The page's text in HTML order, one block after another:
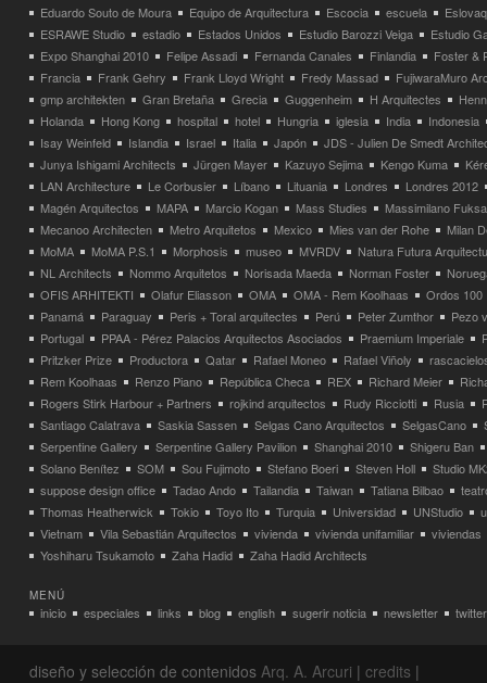
Eduardo Souto de Moura
Equipo de Arquitectura Escocia escuela
ESRAWE Studio
estadio Estados Unidos Estudio Barozzi Veiga
Estudio
Expo Shanghai 2010
Felipe Assadi Fernanda Canales Finlandia
Foster &
Francia
Frank Gehry Frank Lloyd Wright Fredy Massad
FujiwaraMuro
gmp architekten
Gran Bretaña Grecia Guggenheim H Arquitectes
Holanda
Hong Kong hospital hotel Hungria iglesia India
Indonesia
Isay Weinfeld
Islandia Israel Italia Japón
JDS - Julien De Smedt
Junya Ishigami Architects
Jürgen Mayer Kazuyo Sejima Kengo Kuma
LAN Architecture
Le Corbusier Líbano Lituania Londres
Londres 2012
Magén Arquitectos
MAPA Marcio Kogan Mass Studies
Massimilano
Mecanoo Architecten
Metro Arquitetos Mexico Mies van der Rohe
Milan
MoMA
MoMA P.S.1 Morphosis museo MVRDV
Natura Futura
NL Architects
Nommo Arquitetos Norisada Maeda Norman Foster
OFIS ARHITEKTI
Olafur Eliasson OMA OMA - Rem Koolhaas
Ordos 100
Panamá
Paraguay Peris + Toral arquitectes Perú Peter Zumthor
Pezo
Portugal
PPAA - Pérez Palacios Arquitectos Asociados Praemium Imperiale
Pritzker Prize
Productora Qatar Rafael Moneo Rafael Viñoly
Rem Koolhaas
Renzo Piano República Checa REX Richard Meier
Rogers Stirk Harbour + Partners
rojkind arquitectos Rudy Ricciotti Rusia
Santiago Calatrava
Saskia Sassen Selgas Cano Arquitectos SelgasCano
Serpentine Gallery
Serpentine Gallery Pavilion Shanghai 2010
Shigeru Ban
Solano Benítez
SOM Sou Fujimoto Stefano Boeri Steven Holl
Studio
suppose design office
Tadao Ando Tailandia Taiwan Tatiana Bilbao
Thomas Heatherwick
Tokio Toyo Ito Turquia Universidad UNStudio
Vietnam
Vila Sebastián Arquitectos vivienda vivienda unifamiliar
viviendas
Yoshiharu Tsukamoto
Zaha Hadid Zaha Hadid Architects
MENÚ
inicio especiales links blog english sugerir noticia newsletter twitter
diseño y selección de contenidos Arq. A. Arcuri | credits |